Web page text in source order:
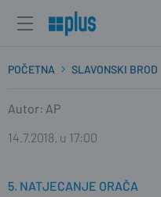
POČETNA SLAVONSKI BROD
Autor: AP
14.7.2018. u 17:00
5. NATJECANJE ORAČA